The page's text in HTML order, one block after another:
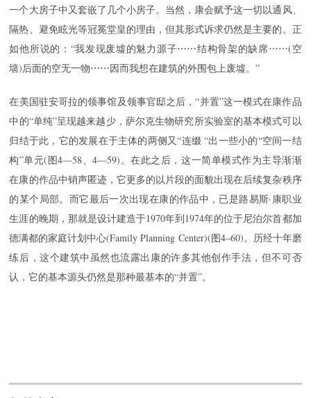
一个大房子中又套嵌了几个小房子。当然，康会赋予这一切以通风、
隔热、避免眩光等冠冕堂皇的理由，但其形式诉求仍然是主要的。正
如他所说的：“我发现废墟的魅力源子⋯⋯结构骨架的缺席⋯⋯(空
墙)后面的空无一物⋯⋯因而我想在建筑的外围包上废墟。”
在美国驻安哥拉的领事馆及领事官邸之后，“并置”这一模式在康作品
中的“单纯”呈现越来越少，萨尔克生物研究所实验室的基本模式可以
归结于此，它的发展在于主体的两侧又“连缀 “出一些小的“空间一结
构”单元(图4—58、4—59)。在此之后，这一简单模式作为主导渐渐
在康的作品中销声匿迹，它更多的以片段的面貌出现在后续复杂秩序
的某个局部。而它最后一次出现在康的作品中，已是路易斯·康职业
生涯的晚期，那就是设计建造于1970年到1974年的位于尼泊尔首都加
德满都的家庭计划中心(Family Planning Center)(图4–60)。历经十年磨
练后，这个建筑中虽然也流露出康的许多其他创作手法，但不可否
认，它的基本源头仍然是那种最基本的“并置”。